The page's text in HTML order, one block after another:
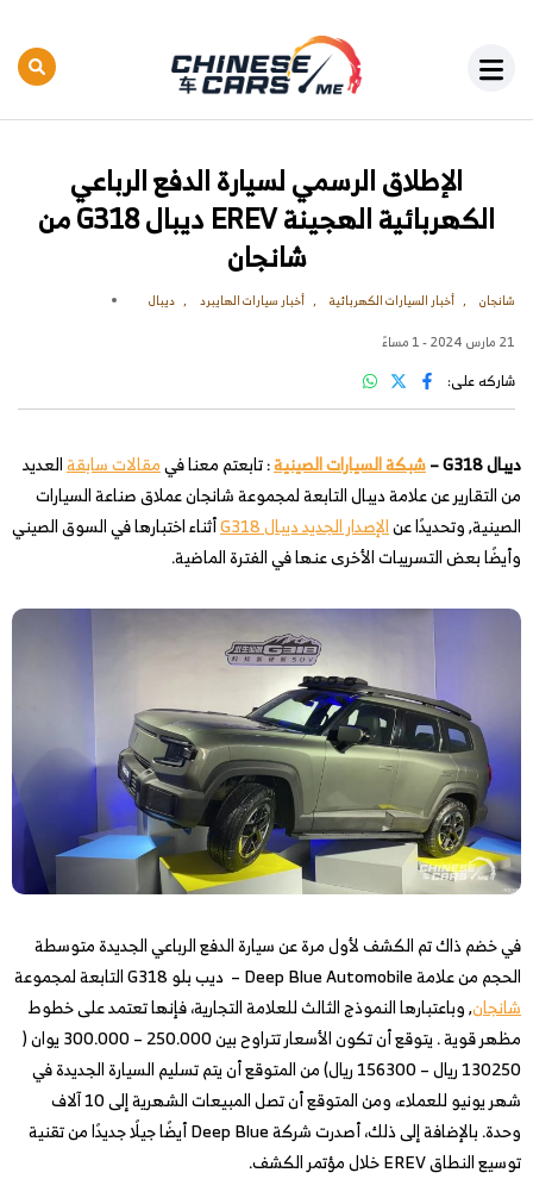
الإطلاق الرسمي لسيارة الدفع الرباعي
الكهربائية الهجينة EREV ديبال G318 من
شانجان
شانجان أخبار السيارات الكهربائية أخبار سيارات الهايبرد ديبال
21 مارس 2024 - 1 مساءً
شاركه على:
ديبال G318 – شبكة السيارات الصينية: تابعتم معنا فيمقالات سابقةالعديد
من التقارير عن علامة ديبال التابعة لمجموعة شانجان عملاق صناعة السيارات
الصينية, وتحديدًا عنالإصدار الجديد ديبال G318
أثناء اختبارها في السوق الصيني
وأيضًا بعض التسريبات الأخرى عنها في الفترة الماضية.
في خضم ذاك تم الكشف لأول مرة عن سيارة الدفع الرباعي الجديدة متوسطة
الحجم من علامة Deep Blue Automobile – ديب بلو G318 التابعة لمجموعة
شانجان, وباعتبارها النموذج الثالث للعلامة التجارية، فإنها تعتمد على خطوط
مظهر قوية . يتوقع أن تكون الأسعار تتراوح بين 250.000 – 300.000 يوان (
130250 ريال – 156300 ريال) من المتوقع أن يتم تسليم السيارة الجديدة في
شهر يونيو للعملاء، ومن المتوقع أن تصل المبيعات الشهرية إلى 10 آلاف
وحدة. بالإضافة إلى ذلك، أصدرت شركة Deep Blue أيضًا جيلًا جديدًا من تقنية
توسيع النطاق EREV خلال مؤتمر الكشف.